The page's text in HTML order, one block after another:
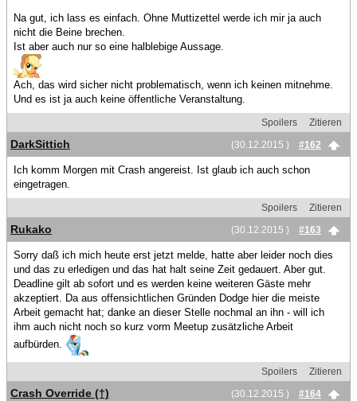
Na gut, ich lass es einfach. Ohne Muttizettel werde ich mir ja auch
nicht die Beine brechen.
Ist aber auch nur so eine halblebige Aussage.
Ach, das wird sicher nicht problematisch, wenn ich keinen mitnehme.
Und es ist ja auch keine öffentliche Veranstaltung.
Spoilers
Zitieren
(30.12.2015 )
#162
DarkSittich
Ich komm Morgen mit Crash angereist. Ist glaub ich auch schon
eingetragen.
Spoilers
Zitieren
(30.12.2015 )
#163
Rukako
Sorry daß ich mich heute erst jetzt melde, hatte aber leider noch dies
und das zu erledigen und das hat halt seine Zeit gedauert. Aber gut.
Deadline gilt ab sofort und es werden keine weiteren Gäste mehr
akzeptiert. Da aus offensichtlichen Gründen Dodge hier die meiste
Arbeit gemacht hat; danke an dieser Stelle nochmal an ihn - will ich
ihm auch nicht noch so kurz vorm Meetup zusätzliche Arbeit
aufbürden.
Spoilers
Zitieren
(30.12.2015 )
#164
Crash Override (†)